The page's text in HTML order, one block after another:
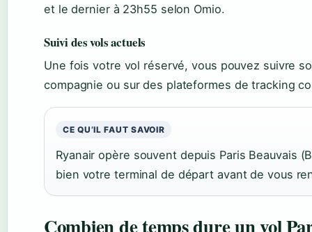
et le dernier à 23h55 selon Omio.
Suivi des vols actuels
Une fois votre vol réservé, vous pouvez suivre
compagnie ou sur des plateformes de tracking
CE QU’IL FAUT SAVOIR
Ryanair opère souvent depuis Paris Beauvais
bien votre terminal de départ avant de vous
Combien de temps dure un vol